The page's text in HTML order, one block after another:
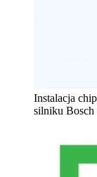
Instalacja
silniku Bosch